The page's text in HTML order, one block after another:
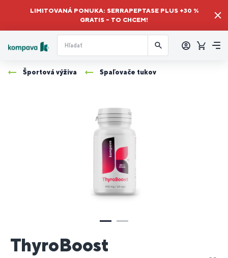
LIMITOVANÁ PONUKA: SERRAPEPTASE PLUS +30 %
GRATIS – TO CHCEM!
sa
Košík
Športová výživa Spaľovače tukov
ThyroBoost